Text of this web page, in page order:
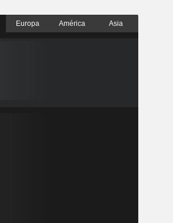
Europa América Asia